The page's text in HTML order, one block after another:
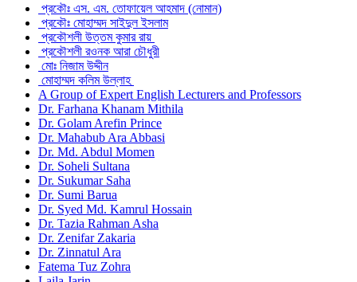
প্রকৌঃ এস. এম. তোফায়েল আহমাদ (নোমান)
প্রকৌঃ মোহাম্মদ সাইদুল ইসলাম
প্রকৌশলী উত্তম কুমার রায়
প্রকৌশলী রওনক আরা চৌধুরী
মোঃ নিজাম উদ্দীন
মোহাম্মদ কলিম উল্লাহ
A Group of Expert English Lecturers and Professors
Dr. Farhana Khanam Mithila
Dr. Golam Arefin Prince
Dr. Mahabub Ara Abbasi
Dr. Md. Abdul Momen
Dr. Soheli Sultana
Dr. Sukumar Saha
Dr. Sumi Barua
Dr. Syed Md. Kamrul Hossain
Dr. Tazia Rahman Asha
Dr. Zenifar Zakaria
Dr. Zinnatul Ara
Fatema Tuz Zohra